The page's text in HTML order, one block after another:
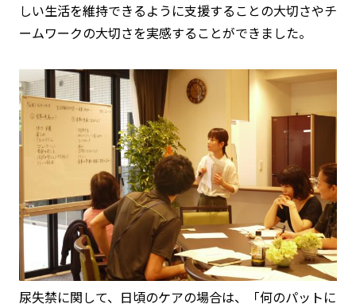
しい生活を維持できるように支援することの大切さやチ
ームワークの大切さを実感することができました。
尿失禁に関して、日頃のケアの場合は、「何のパットに